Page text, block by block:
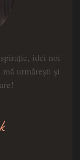
idei noi
urmărești și